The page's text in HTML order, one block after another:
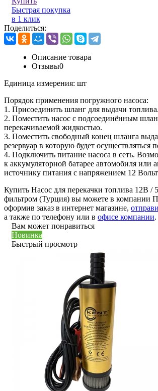
Быстрая покупка
в 1 клик
Поделиться:
Описание товара
Отзывы0
Единица измерения: шт
Порядок применения погружного насоса:
1. Присоединить шланг для выдачи топлива.
2. Поместить насос с подсоединённым
перекачиваемой жидкостью.
3. Поместить свободный конец шланга
резервуар в которую будет осуществляться
4. Подключить питание насоса в сеть.
к аккумуляторной батарее автомобиля или
источнику питания с напряжением 12
Купить Насос для перекачки топлива 12В /
фильтром (Турция) вы можете в компании
оформив заказ в интернет магазине,
а также по телефону или в офисе компании.
Вам может понравиться
Новинка
Быстрый просмотр